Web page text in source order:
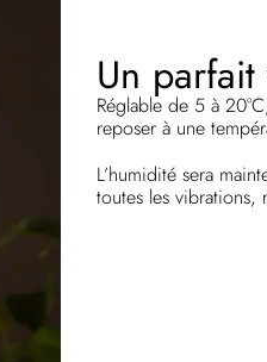
Un
Réglable de 5 à
reposer à une
L’humidité sera
toutes les vibrations,